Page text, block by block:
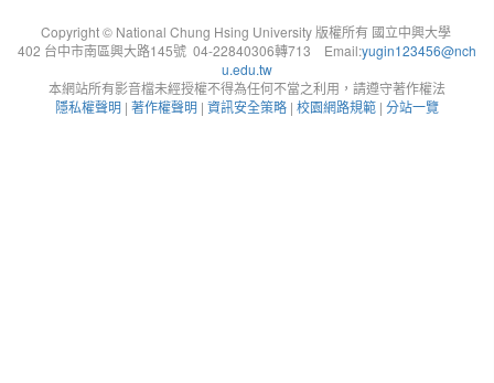
Copyright © National Chung Hsing University 版權所有 國立中興大學
402 台中市南區興大路145號 04-22840306轉713 Email:yugin123456@nch
u.edu.tw
本網站所有影音檔未經授權不得為任何不當之利用，請遵守著作權法
隱私權聲明 | 著作權聲明 | 資訊安全策略 | 校園網路規範 | 分站一覽